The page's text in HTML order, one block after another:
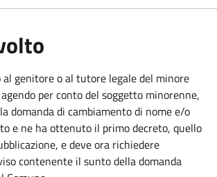
genitore o al tutore legale del minore
per conto del soggetto minorenne,
domanda di cambiamento di nome e/o
e ne ha ottenuto il primo decreto, quello
e deve ora richiedere
contenente il sunto della domanda